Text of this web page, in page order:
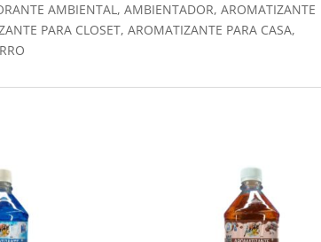
AMBIENTAL, AMBIENTADOR, AROMATIZANTE
PARA CLOSET, AROMATIZANTE PARA CASA,